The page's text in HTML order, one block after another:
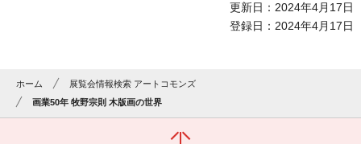
更新日：2024年4月17日
登録日：2024年4月17日
ホーム
展覧会情報検索 アートコモンズ
画業50年 牧野宗則 木版画の世界